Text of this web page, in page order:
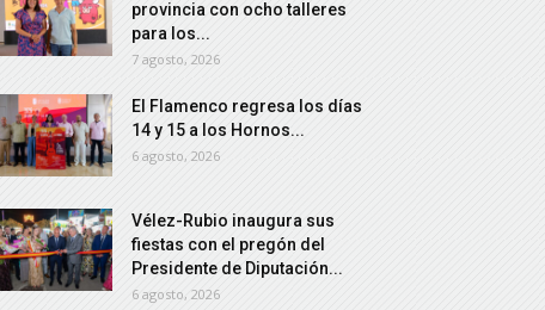
provincia con ocho talleres
para los...
7 agosto, 2026
El Flamenco regresa los días
14 y 15 a los Hornos...
6 agosto, 2026
Vélez-Rubio inaugura sus
fiestas con el pregón del
Presidente de Diputación...
6 agosto, 2026